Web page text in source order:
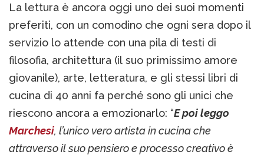
La lettura è ancora oggi uno dei suoi momenti
preferiti, con un comodino che ogni sera dopo il
servizio lo attende con una pila di testi di
filosofia, architettura (il suo primissimo amore
giovanile), arte, letteratura, e gli stessi libri di
cucina di 40 anni fa perché sono gli unici che
riescono ancora a emozionarlo: “E poi leggo
Marchesi, l’unico vero artista in cucina che
attraverso il suo pensiero e processo creativo è